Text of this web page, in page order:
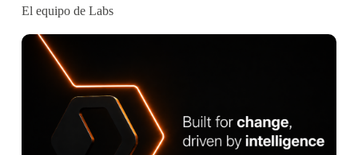
El equipo de Labs